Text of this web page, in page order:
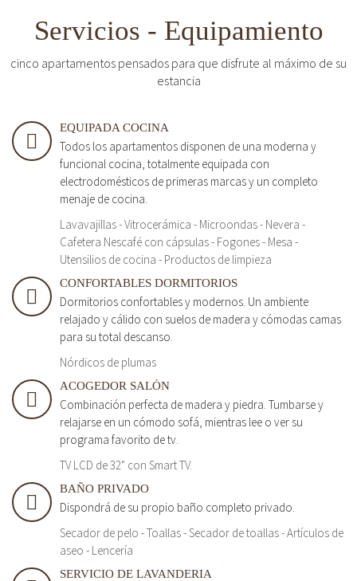
Servicios - Equipamiento
cinco apartamentos pensados para que disfrute al máximo de su
estancia
EQUIPADA COCINA
Todos los apartamentos disponen de una moderna y
funcional cocina, totalmente equipada con
electrodomésticos de primeras marcas y un completo
menaje de cocina.
Lavavajillas - Vitrocerámica - Microondas - Nevera -
Cafetera Nescafé con cápsulas - Fogones - Mesa -
Utensilios de cocina - Productos de limpieza
CONFORTABLES DORMITORIOS
Dormitorios confortables y modernos. Un ambiente
relajado y cálido con suelos de madera y cómodas camas
para su total descanso.
Nórdicos de plumas
ACOGEDOR SALÓN
Combinación perfecta de madera y piedra. Tumbarse y
relajarse en un cómodo sofá, mientras lee o ver su
programa favorito de tv.
TV LCD de 32" con Smart TV.
BAÑO PRIVADO
Dispondrá de su propio baño completo privado.
Secador de pelo - Toallas - Secador de toallas - Artículos de
aseo - Lencería
SERVICIO DE LAVANDERIA